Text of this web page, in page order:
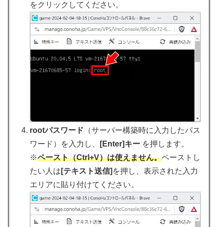
をクリックしてください。
rootパスワード （サーバー構築時に入力したパス
ワード）を入力し、
[Enter]キーを押します。
※ペースト（Ctrl+V）は使えません。ペーストし
たい人は [テキスト送信] を押し、表示された入力
エリアに貼り付けてください。